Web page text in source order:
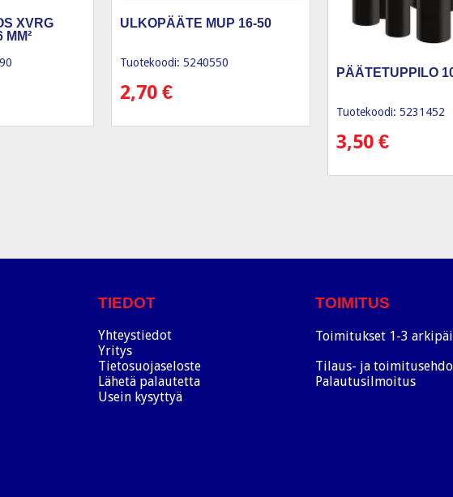
XVRG
ULKOPÄÄTE MUP 16-50
Tuotekoodi: 5240550
2,70€
PÄÄTETUPPILO
Tuotekoodi: 5231452
3,50€
TIEDOT
Yhteystiedot
Yritys
Tietosuojaseloste
Lähetä palautetta
Usein kysyttyä
TOIMITUS
Toimitukset 1-3
Tilaus- ja
Palautusilmoitus